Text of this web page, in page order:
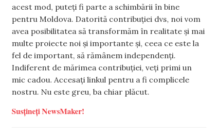
acest mod, puteți fi parte a schimbării în bine
pentru Moldova. Datorită contribuției dvs, noi vom
avea posibilitatea să transformăm în realitate și mai
multe proiecte noi și importante și, ceea ce este la
fel de important, să rămânem independenți.
Indiferent de mărimea contribuției, veți primi un
mic cadou. Accesați linkul pentru a fi complicele
nostru. Nu este greu, ba chiar plăcut.
Susțineți NewsMaker!